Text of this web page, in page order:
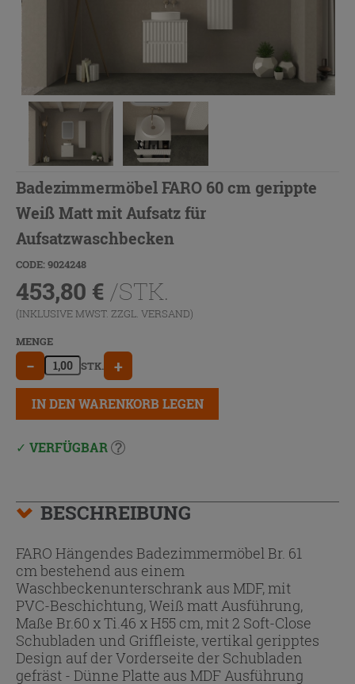
Badezimmermöbel FARO 60 cm gerippte
Weiß Matt mit Aufsatz für
Aufsatzwaschbecken
CODE: 9024248
453,80 € /STK.
(INKLUSIVE MWST. ZZGL. VERSAND)
MENGE
− STK. +
IN DEN WARENKORB LEGEN
VERFÜGBAR
BESCHREIBUNG
FARO Hängendes Badezimmermöbel Br. 61
cm bestehend aus einem
Waschbeckenunterschrank aus MDF, mit
PVC-Beschichtung, Weiß matt Ausführung,
Maße Br.60 x Ti.46 x H55 cm, mit 2 Soft-Close
Schubladen und Griffleiste, vertikal geripptes
Design auf der Vorderseite der Schubladen
gefräst - Dünne Platte aus MDF Ausführung